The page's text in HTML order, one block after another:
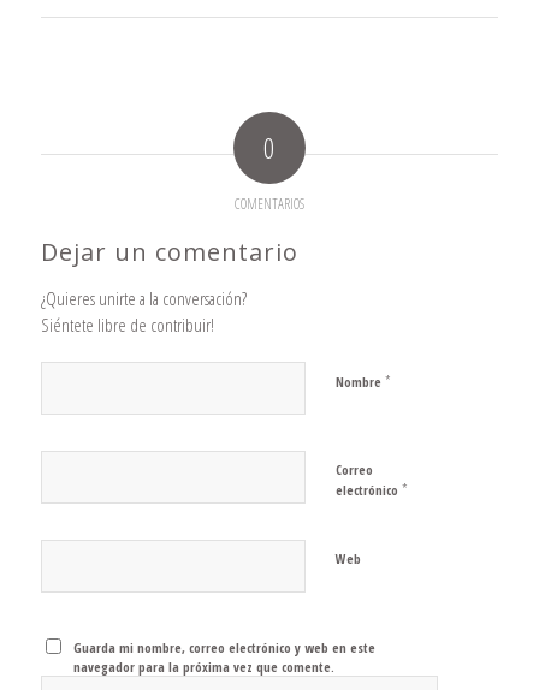
0
COMENTARIOS
Dejar un comentario
¿Quieres unirte a la conversación?
Siéntete libre de contribuir!
Nombre *
Correo
electrónico *
Web
Guarda mi nombre, correo electrónico y web en este
navegador para la próxima vez que comente.